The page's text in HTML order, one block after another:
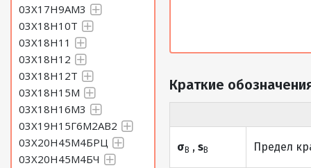
03Х17Н9АМ3
03Х18Н10Т
03Х18Н11
03Х18Н12
03Х18Н12Т
03Х18Н15М
03Х18Н16М3
03Х19Н15Г6М2АВ2
03Х20Н45М4БРЦ
03Х20Н45М4БЧ
Краткие
σВ ,sВ Предел